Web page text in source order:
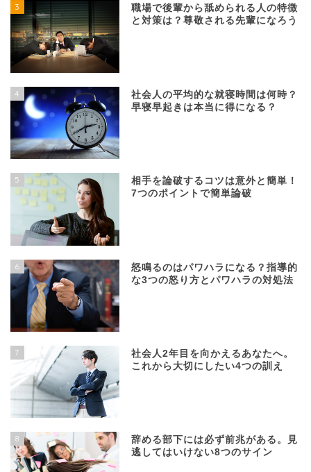
3
職場で後輩から舐められる人の特徴
と対策は？尊敬される先輩になろう
4
社会人の平均的な就寝時間は何時？
早寝早起きは本当に得になる？
5
相手を論破するコツは意外と簡単！
7つのポイントで簡単論破
6
怒鳴るのはパワハラになる？指導的
な3つの怒り方とパワハラの対処法
7
社会人2年目を向かえるあなたへ。
これから大切にしたい4つの訓え
8
辞める部下には必ず前兆がある。見
逃してはいけない8つのサイン